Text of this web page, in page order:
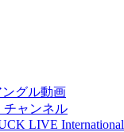
グル動画
チャンネル
LIVE International